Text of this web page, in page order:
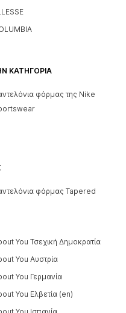
ΚΑΤΗΓΟΡΊΑ
φόρμας της Nike
φόρμας Tapered
You Τσεχική Δημοκρατία
You Αυστρία
You Γερμανία
You Ελβετία (en)